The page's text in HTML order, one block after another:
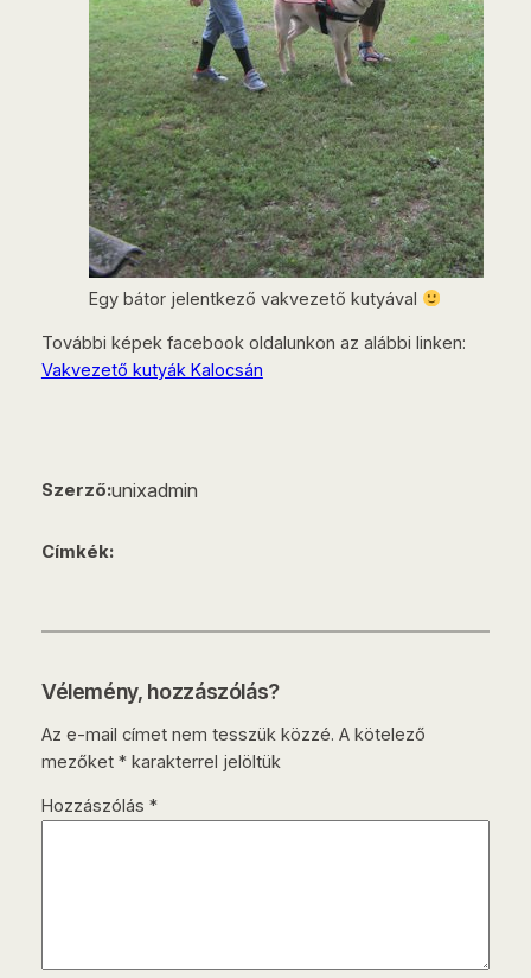
Egy bátor jelentkező vakvezető kutyával
További képek facebook oldalunkon az alábbi linken:
Vakvezető kutyák Kalocsán
Szerző:unixadmin
Címkék:
Vélemény, hozzászólás?
Az e-mail címet nem tesszük közzé. A kötelező
mezőket *karakterrel jelöltük
Hozzászólás *